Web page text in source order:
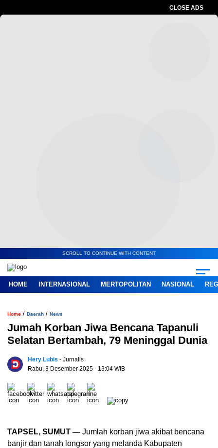
CLOSE ADS
SCROLL TO CONTINUE WITH CONTENT
HOME INTERNASIONAL MERTOPOLITAN NASIONAL
Home / Daerah / News
Jumah Korban Jiwa Bencana Tapanuli
Selatan Bertambah, 79 Meninggal Dunia
Hery Lubis - Jurnalis
Rabu, 3 Desember 2025 - 13:04 WIB
TAPSEL, SUMUT — Jumlah korban jiwa akibat bencana
banjir dan tanah longsor yang melanda Kabupaten